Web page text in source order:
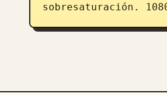
sobresaturación.